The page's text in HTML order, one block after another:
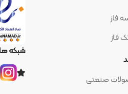
شبکه های اجتماعی